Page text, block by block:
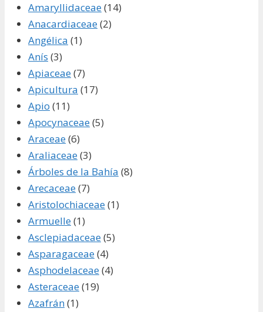
Amaryllidaceae(14)
Anacardiaceae(2)
Angélica (1)
Anís (3)
Apiaceae(7)
Apicultura (17)
Apio (11)
Apocynaceae(5)
Araceae(6)
Araliaceae(3)
Árboles de la Bahía (8)
Arecaceae(7)
Aristolochiaceae(1)
Armuelle(1)
Asclepiadaceae(5)
Asparagaceae(4)
Asphodelaceae(4)
Asteraceae(19)
Azafrán(1)